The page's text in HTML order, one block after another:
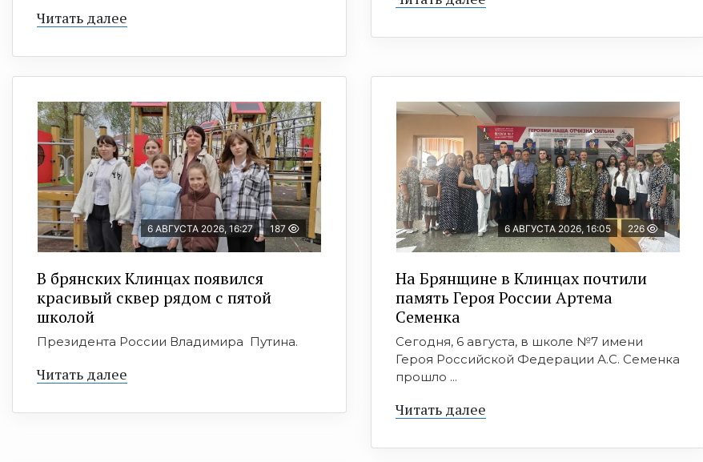
Читать далее
6 АВГУСТА 2026, 16:27 187
В брянских Клинцах появился
красивый сквер рядом с пятой
школой
Президента России Владимира Путина.
Читать далее
6 АВГУСТА 2026, 16:05 226
На Брянщине в Клинцах почтили
память Героя России Артема
Семенка
Сегодня, 6 августа, в школе №7 имени
Героя Российской Федерации А.С. Семенка
прошло ...
Читать далее